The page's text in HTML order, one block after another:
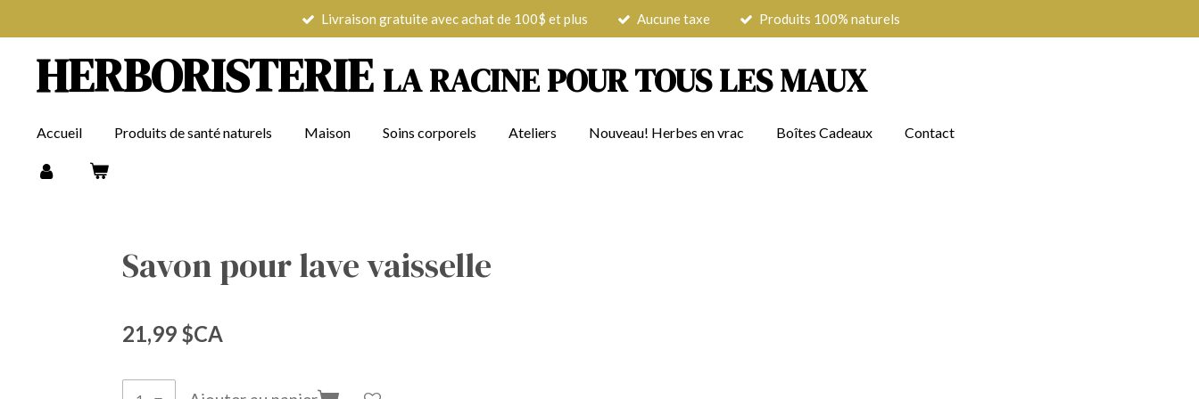
principal
Livraison gratuite avec achat de 100$ et plus Aucune taxe Produits 100% naturels
HERBORISTERIE LA RACINE POUR TOUS LES MAUX
Accueil Produits de santé naturels Maison Soins corporels Ateliers Nouveau! Herbes en vrac Boîtes Cadeaux Contact
Savon pour lave vaisselle
21,99 $CA